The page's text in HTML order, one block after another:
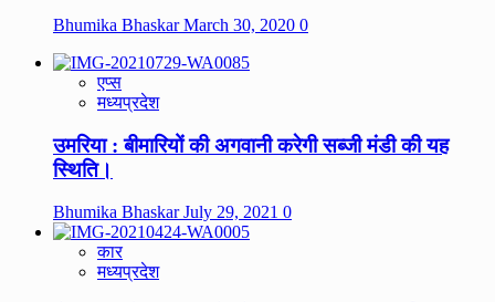
Bhumika BhaskarMarch 30, 2020 0
एप्स
मध्यप्रदेश
उमरिया : बीमारियों की अगवानी करेगी सब्जी मंडी की यह
स्थिति।
Bhumika BhaskarJuly 29, 2021 0
कार
मध्यप्रदेश